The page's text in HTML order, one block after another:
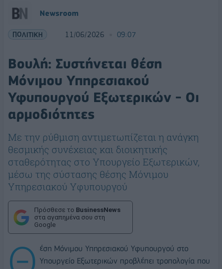
Νewsroom
ΠΟΛΙΤΙΚΗ 11/06/2026 09:07
Βουλή: Συστήνεται θέση
Mόνιμου Υπηρεσιακού
Υφυπουργού Εξωτερικών - Οι
αρμοδιότητες
Με την ρύθμιση αντιμετωπίζεται η ανάγκη
θεσμικής συνέχειας και διοικητικής
σταθερότητας στο Υπουργείο Εξωτερικών,
μέσω της σύστασης θέσης Μόνιμου
Υπηρεσιακού Υφυπουργού
Πρόσθεσε το BusinessNews
στα αγαπημένα σου στη
Google
έση Μόνιμου Υπηρεσιακού Υφυπουργού στο
Υπουργείο Εξωτερικών προβλέπει τροπολογία που